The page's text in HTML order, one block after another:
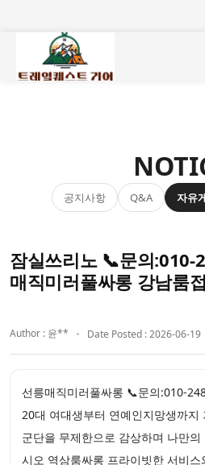
공지사항 Q&A 자유
잠실쓰리노 📞문의:010-
매직미러풀싸롱 강남룸
Author : 윤** Date Posted : 2026-06-19
선릉매직미러풀싸롱 📞문의:010-
20대 여대생부터 연예인지망생까지
군단을 무제한으로 감상하며 나만
시오 역삼룸싸롱 프라이빗한 서비